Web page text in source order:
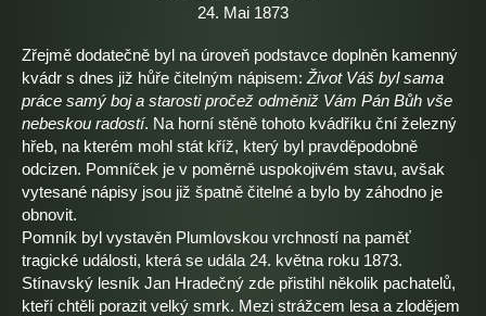
24. Mai 1873
Zřejmě dodatečně byl na úroveň podstavce doplněn kamenný
kvádr s dnes již hůře čitelným nápisem: Život Váš byl sama
práce samý boj a starosti pročež odměniž Vám Pán Bůh vše
nebeskou radostí. Na horní stěně tohoto kvádříku ční železný
hřeb, na kterém mohl stát kříž, který byl pravděpodobně
odcizen. Pomníček je v poměrně uspokojivém stavu, avšak
vytesané nápisy jsou již špatně čitelné a bylo by záhodno je
obnovit.
Pomník byl vystavěn Plumlovskou vrchností na paměť
tragické události, která se udála 24. května roku 1873.
Stínavský lesník Jan Hradečný zde přistihl několik pachatelů,
kteří chtěli porazit velký smrk. Mezi strážcem lesa a zlodějem